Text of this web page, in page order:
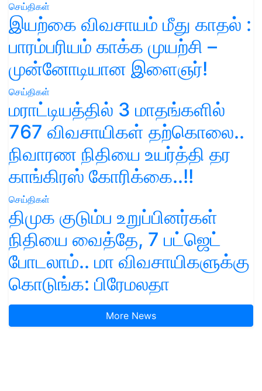
செய்திகள்
இயற்கை விவசாயம் மீது காதல் :
பாரம்பரியம் காக்க முயற்சி –
முன்னோடியான இளைஞர்!
செய்திகள்
மராட்டியத்தில் 3 மாதங்களில்
767 விவசாயிகள் தற்கொலை..
நிவாரண நிதியை உயர்த்தி தர
காங்கிரஸ் கோரிக்கை..!!
செய்திகள்
திமுக குடும்ப உறுப்பினர்கள்
நிதியை வைத்தே, 7 பட்ஜெட்
போடலாம்.. மா விவசாயிகளுக்கு
கொடுங்க: பிரேமலதா
More News